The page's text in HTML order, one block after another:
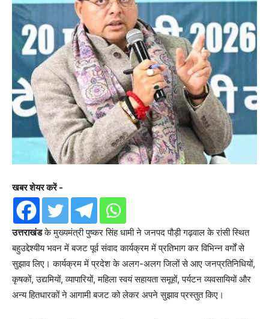
खबर शेयर करें -
उत्तराखंडके मुख्यमंत्री पुष्कर सिंह धामी ने जनपद पौड़ी गढ़वाल के रांसी स्थित
बहुउद्देश्यीय भवन में बजट पूर्व संवाद कार्यक्रम में प्रतिभाग कर विभिन्न वर्गों से
सुझाव लिए। कार्यक्रम में प्रदेश के अलग-अलग जिलों से आए जनप्रतिनिधियों,
कृषकों, उद्यमियों, व्यापारियों, महिला स्वयं सहायता समूहों, पर्यटन व्यवसायियों और
अन्य हितधारकों ने आगामी बजट को लेकर अपने सुझाव प्रस्तुत किए।